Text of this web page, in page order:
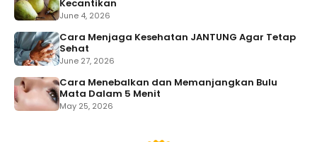
Kecantikan
June 4, 2026
Cara Menjaga Kesehatan JANTUNG Agar Tetap
Sehat
June 27, 2026
Cara Menebalkan dan Memanjangkan Bulu
Mata Dalam 5 Menit
May 25, 2026